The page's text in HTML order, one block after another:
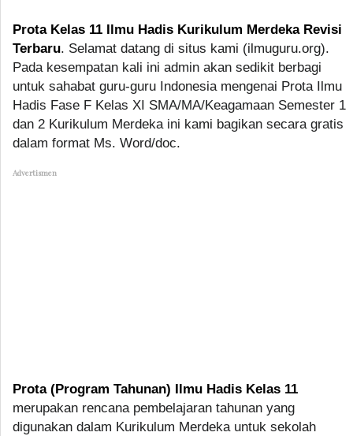
Prota Kelas 11 Ilmu Hadis Kurikulum Merdeka Revisi
Terbaru. Selamat datang di situs kami (ilmuguru.org).
Pada kesempatan kali ini admin akan sedikit berbagi
untuk sahabat guru-guru Indonesia mengenai Prota Ilmu
Hadis Fase F Kelas XI SMA/MA/Keagamaan Semester 1
dan 2 Kurikulum Merdeka ini kami bagikan secara gratis
dalam format Ms. Word/doc.
Advertismen
Prota (Program Tahunan) Ilmu Hadis Kelas 11
merupakan rencana pembelajaran tahunan yang
digunakan dalam Kurikulum Merdeka untuk sekolah